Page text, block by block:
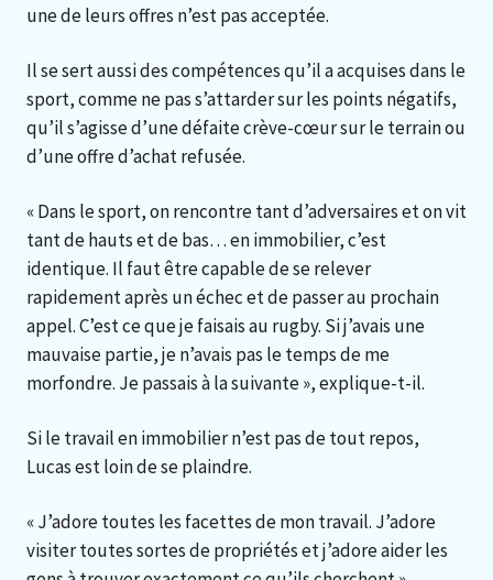
une de leurs offres n’est pas acceptée.
Il se sert aussi des compétences qu’il a acquises dans le
sport, comme ne pas s’attarder sur les points négatifs,
qu’il s’agisse d’une défaite crève-cœur sur le terrain ou
d’une offre d’achat refusée.
« Dans le sport, on rencontre tant d’adversaires et on vit
tant de hauts et de bas… en immobilier, c’est
identique. Il faut être capable de se relever
rapidement après un échec et de passer au prochain
appel. C’est ce que je faisais au rugby. Si j’avais une
mauvaise partie, je n’avais pas le temps de me
morfondre. Je passais à la suivante », explique-t-il.
Si le travail en immobilier n’est pas de tout repos,
Lucas est loin de se plaindre.
« J’adore toutes les facettes de mon travail. J’adore
visiter toutes sortes de propriétés et j’adore aider les